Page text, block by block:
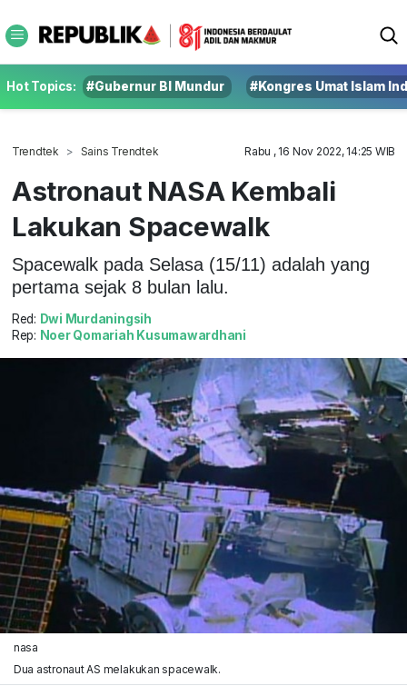
Hot Topics: #Gubernur BI Mundur #Kongres Umat Islam
Trendtek Sains Trendtek Rabu , 16 Nov 2022, 14:25 WIB
Astronaut NASA Kembali
Lakukan Spacewalk
Spacewalk pada Selasa (15/11) adalah yang
pertama sejak 8 bulan lalu.
Red: Dwi Murdaningsih
Rep: Noer Qomariah Kusumawardhani
nasa
Dua astronaut AS melakukan spacewalk.